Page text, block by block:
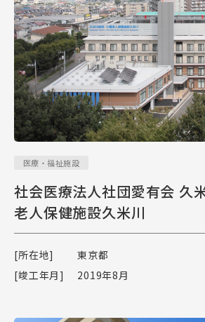
医療・福祉施設
社会医療法人社団愛有会 久
老人保健施設久米川
[所在地]
東京都
[竣工年月]
2019年8月